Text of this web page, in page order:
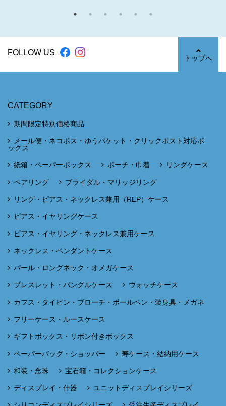
FOLLOW US
トップへ
CATEGORY
期間限定特別価格商品
メール便・ネコポス・ゆうパケット・クリックポスト対応ボ
ックス
紙箱・ペーパーボックス ポーチ・巾着 リングケース
ペアリング ブライダル・マリッジリング
リング・ピアス・ネックレス兼用（REP）ケース
ピアス・イヤリングケース
ピアス・イヤリング・ネックレス兼用ケース
ネックレス・ペンダントケース
パール・ロングネック・オメガケース
ブレスレット・バングルケース ウォッチケース
カフス・タイピン・ブローチ・ボールペン・装身具・メガネ
フリーケース・ルースケース
ギフトボックス・リボン付きボックス
ペーパーバッグ・ショッパー 寿ケース・結納用ケース
和装・念珠 宝石箱・コレクションケース
ディスプレイ・什器 ユニットディスプレイシリーズ